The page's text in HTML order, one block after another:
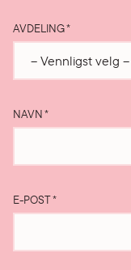
AVDELING*
NAVN*
E-POST*